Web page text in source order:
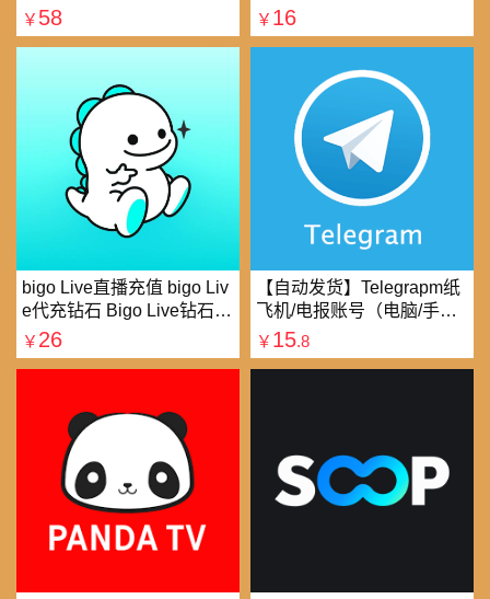
￥ 58
买|电报账号购买
￥ 16
bigo Live直播充值 bigo Liv
e代充钻石 Bigo Live钻石充
值直播礼物钻石代充
￥ 26
【自动发货】Telegrapm纸
飞机/电报账号（电脑/手机
均可以登录）
￥ 15.8